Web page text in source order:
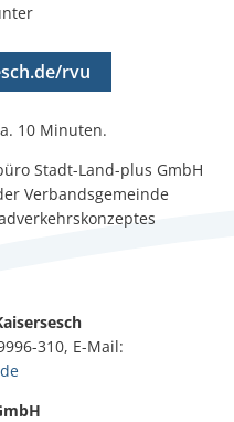
rvu
10 Minuten.
Stadt-Land-plus GmbH
Verbandsgemeinde
310, E-Mail: